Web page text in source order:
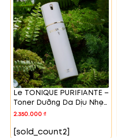
Le TONIQUE PURIFIANTE –
Toner Dưỡng Da Dịu Nhẹ
Với Exosome Sữa Non
2.350.000₫
[sold_count2]